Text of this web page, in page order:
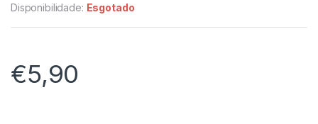
Disponibilidade: Esgotado
€5,90